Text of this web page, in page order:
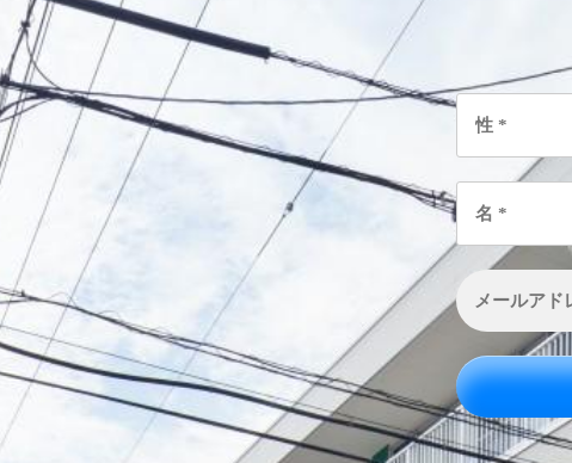
性
名
*
メ
ー
ル
ド
レ
ス
*